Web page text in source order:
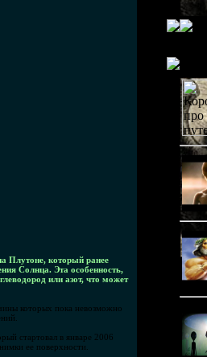
Плутоне, который ранее
Солнца. Эта особенность,
или азот, что может
которых пока невозможно
стартовал в январе 2006
ее поверхности.